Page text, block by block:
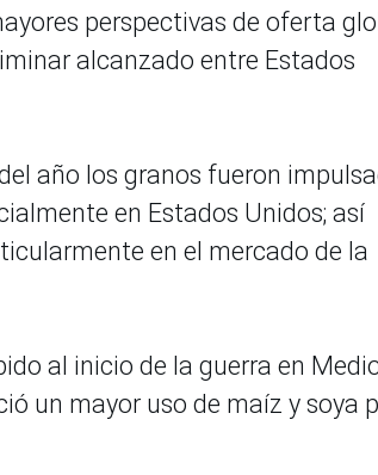
perspectivas de oferta
alcanzado entre Estados
año los granos fueron
en Estados Unidos; así
en el mercado de la
al inicio de la guerra en
un mayor uso de maíz y soya